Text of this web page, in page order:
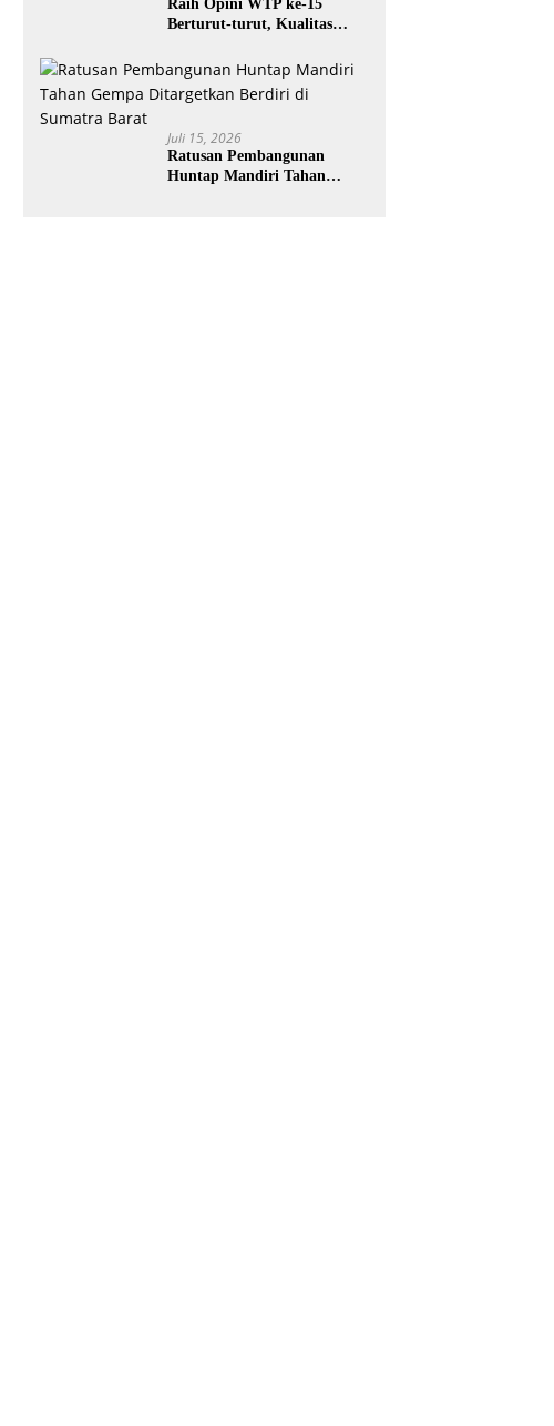
Raih Opini WTP ke-15
Berturut-turut, Kualitas
Diapresiasi BPK
Juli 15, 2026
Ratusan Pembangunan
Huntap Mandiri Tahan